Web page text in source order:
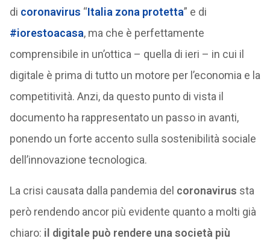
di coronavirus “Italia zona protetta” e di
#iorestoacasa, ma che è perfettamente
comprensibile in un’ottica – quella di ieri – in cui il
digitale è prima di tutto un motore per l’economia e la
competitività. Anzi, da questo punto di vista il
documento ha rappresentato un passo in avanti,
ponendo un forte accento sulla sostenibilità sociale
dell’innovazione tecnologica.
La crisi causata dalla pandemia del coronavirus sta
però rendendo ancor più evidente quanto a molti già
chiaro: il digitale può rendere una società più